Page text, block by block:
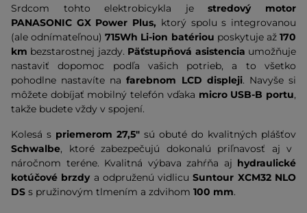
Srdcom tohto elektrobicykla jestredový motor
PANASONIC GX Power Plus, ktorý spolu s integrovanou
(ale odnímateľnou)715Wh Li-ion batériou poskytuje až170
km bezstarostnej jazdy. Päťstupňová asistencia umožňuje
nastaviť dopomoc podľa vašich potrieb, a to všetko
pohodlne nastavíte nafarebnom LCD displeji. Navyše si
môžete dobíjať mobilný telefón vďaka micro USB-B portu,
takže budete vždy v spojení.
Kolesá s priemerom 27,5" sú obuté do kvalitných plášťov
Schwalbe, ktoré zabezpečujú dokonalú priľnavosť aj v
náročnom teréne. Kvalitná výbava zahŕňa aj hydraulické
kotúčové brzdya odpruženú vidlicuSuntour XCM32 NLO
DS s pružinovým tlmením a zdvihom 100 mm.